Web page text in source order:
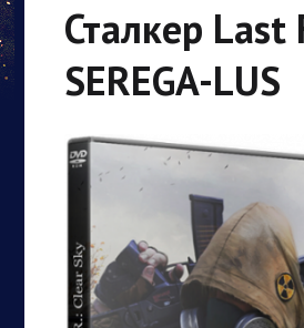
Сталкер Last
SEREGA-LUS